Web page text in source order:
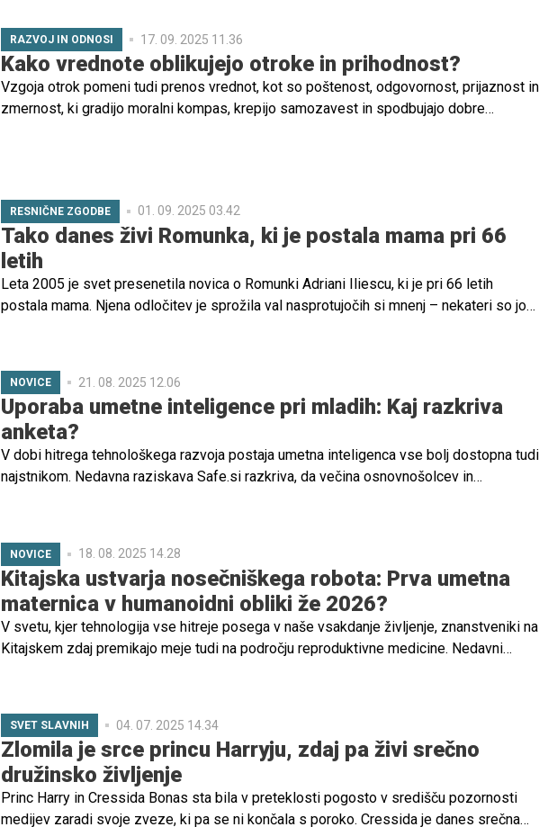
RAZVOJ IN ODNOSI 17. 09. 2025 11.36
Kako vrednote oblikujejo otroke in prihodnost?
Vzgoja otrok pomeni tudi prenos vrednot, kot so poštenost, odgovornost, prijaznost in
zmernost, ki gradijo moralni kompas, krepijo samozavest in spodbujajo dobre
RESNIČNE ZGODBE 01. 09. 2025 03.42
Tako danes živi Romunka, ki je postala mama pri 66
letih
Leta 2005 je svet presenetila novica o Romunki Adriani Iliescu, ki je pri 66 letih
postala mama. Njena odločitev je sprožila val nasprotujočih si mnenj – nekateri so jo
NOVICE 21. 08. 2025 12.06
Uporaba umetne inteligence pri mladih: Kaj razkriva
anketa?
V dobi hitrega tehnološkega razvoja postaja umetna inteligenca vse bolj dostopna tudi
najstnikom. Nedavna raziskava Safe.si razkriva, da večina osnovnošolcev in
NOVICE 18. 08. 2025 14.28
Kitajska ustvarja nosečniškega robota: Prva umetna
maternica v humanoidni obliki že 2026?
V svetu, kjer tehnologija vse hitreje posega v naše vsakdanje življenje, znanstveniki na
Kitajskem zdaj premikajo meje tudi na področju reproduktivne medicine. Nedavni
razmnoževanju. Gre za projekt, ki odpira nova vrata, a hkrati sproža tudi številna etična
vprašanja.
SVET SLAVNIH 04. 07. 2025 14.34
Zlomila je srce princu Harryju, zdaj pa živi srečno
družinsko življenje
Princ Harry in Cressida Bonas sta bila v preteklosti pogosto v središču pozornosti
medijev zaradi svoje zveze, ki pa se ni končala s poroko. Cressida je danes srečna